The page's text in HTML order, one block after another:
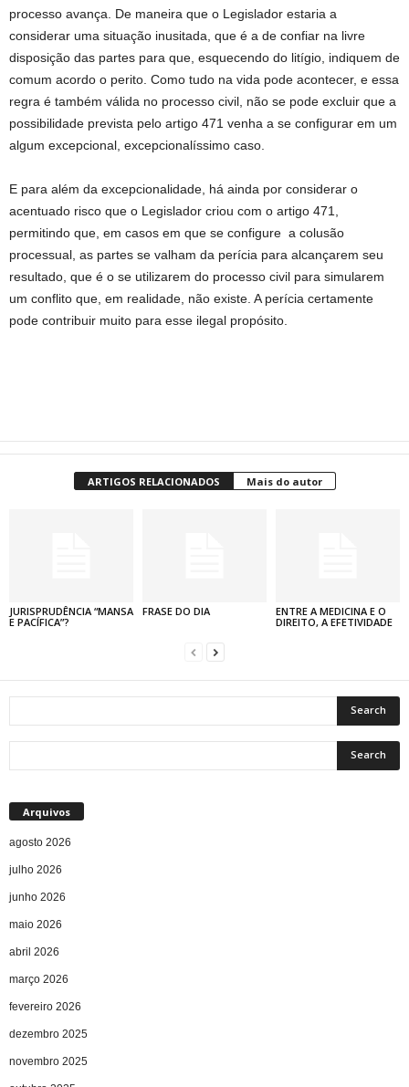
processo avança. De maneira que o Legislador estaria a
considerar uma situação inusitada, que é a de confiar na livre
disposição das partes para que, esquecendo do litígio, indiquem de
comum acordo o perito. Como tudo na vida pode acontecer, e essa
regra é também válida no processo civil, não se pode excluir que a
possibilidade prevista pelo artigo 471 venha a se configurar em um
algum excepcional, excepcionalíssimo caso.
E para além da excepcionalidade, há ainda por considerar o
acentuado risco que o Legislador criou com o artigo 471,
permitindo que, em casos em que se configure a colusão
processual, as partes se valham da perícia para alcançarem seu
resultado, que é o se utilizarem do processo civil para simularem
um conflito que, em realidade, não existe. A perícia certamente
pode contribuir muito para esse ilegal propósito.
ARTIGOS RELACIONADOS Mais do autor
JURISPRUDÊNCIA “MANSA
E PACÍFICA”?
FRASE DO DIA
ENTRE A MEDICINA E O
DIREITO, A EFETIVIDADE
Arquivos
agosto 2026
julho 2026
junho 2026
maio 2026
abril 2026
março 2026
fevereiro 2026
dezembro 2025
novembro 2025